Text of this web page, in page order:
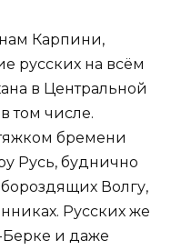
Карпини,
русских на всём
в Центральной
том числе.
бремени
Русь, буднично
бороздящих Волгу,
Русских же
Берке и даже